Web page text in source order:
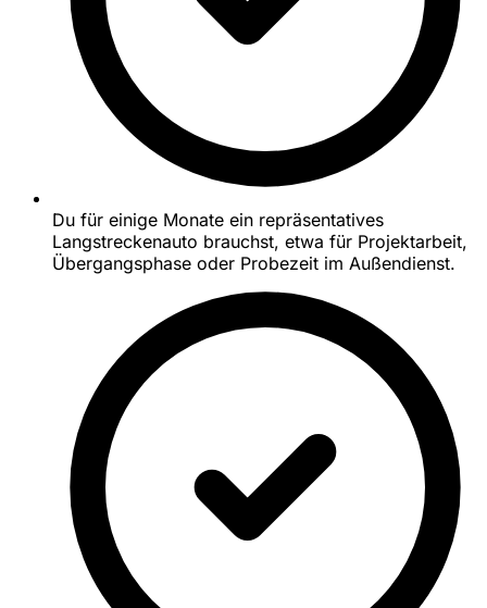
Du für einige Monate ein repräsentatives
Langstreckenauto brauchst, etwa für Projektarbeit,
Übergangsphase oder Probezeit im Außendienst.